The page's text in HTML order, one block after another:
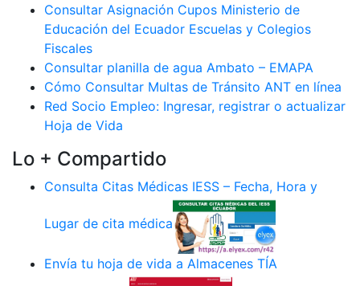
Consultar Asignación Cupos Ministerio de
Educación del Ecuador Escuelas y Colegios
Fiscales
Consultar planilla de agua Ambato – EMAPA
Cómo Consultar Multas de Tránsito ANT en línea
Red Socio Empleo: Ingresar, registrar o actualizar
Hoja de Vida
Lo + Compartido
Consulta Citas Médicas IESS – Fecha, Hora y
Lugar de cita médica
Envía tu hoja de vida a Almacenes TÍA